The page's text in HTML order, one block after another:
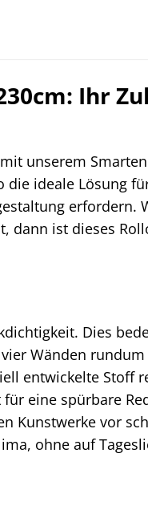
Ihr
unserem
die ideale Lösung
erfordern.
dann ist dieses
Dies
Wänden
entwickelte Stoff
eine spürbare
Kunstwerke vor
ohne auf